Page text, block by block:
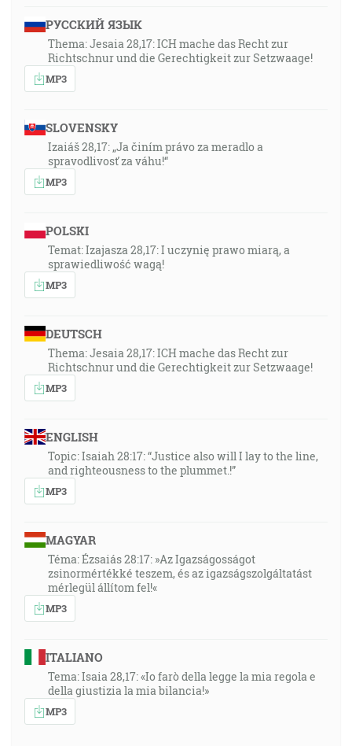
РУССКИЙ ЯЗЫК
Thema: Jesaia 28,17: ICH mache das Recht zur
Richtschnur und die Gerechtigkeit zur Setzwaage!
MP3
SLOVENSKY
Izaiáš 28,17: „Ja činím právo za meradlo a
spravodlivosť za váhu!“
MP3
POLSKI
Temat: Izajasza 28,17: I uczynię prawo miarą, a
sprawiedliwość wagą!
MP3
DEUTSCH
Thema: Jesaia 28,17: ICH mache das Recht zur
Richtschnur und die Gerechtigkeit zur Setzwaage!
MP3
ENGLISH
Topic: Isaiah 28:17: “Justice also will I lay to the line,
and righteousness to the plummet.!”
MP3
MAGYAR
Téma: Ézsaiás 28:17: »Az Igazságosságot
zsinormértékké teszem, és az igazságszolgáltatást
mérlegül állítom fel!«
MP3
ITALIANO
Tema: Isaia 28,17: «Io farò della legge la mia regola e
della giustizia la mia bilancia!»
MP3